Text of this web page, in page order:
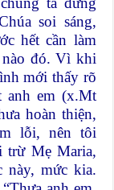
soi sáng,
hết cần làm
nào đó. Vì khi
mới thấy rõ
anh em (x.Mt
hoàn thiện,
lỗi, nên tôi
trừ Mẹ Maria,
này, mức kia.